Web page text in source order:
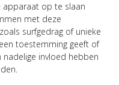
op te slaan
met deze
surfgedrag of unieke
toestemming geeft of
invloed hebben